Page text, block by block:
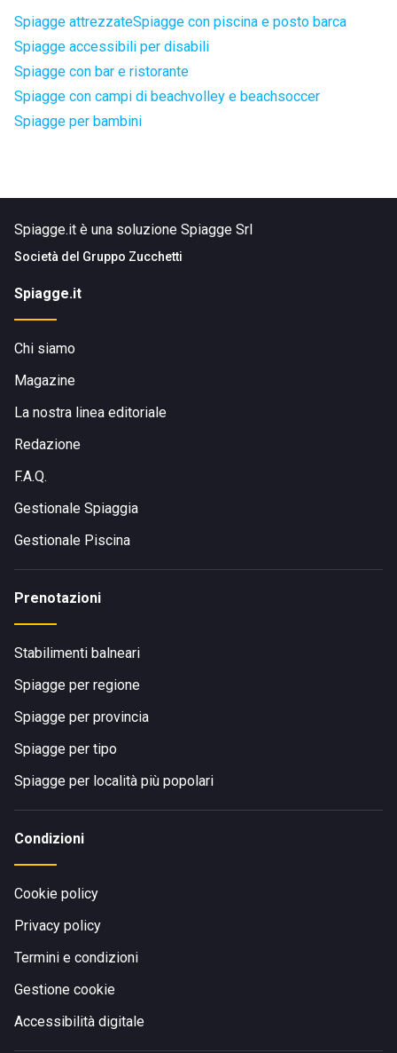
Spiagge attrezzateSpiagge con piscina e posto barca
Spiagge accessibili per disabili
Spiagge con bar e ristorante
Spiagge con campi di beachvolley e beachsoccer
Spiagge per bambini
Spiagge.it è una soluzione Spiagge Srl
Società del Gruppo Zucchetti
Spiagge.it
Chi siamo
Magazine
La nostra linea editoriale
Redazione
F.A.Q.
Gestionale Spiaggia
Gestionale Piscina
Prenotazioni
Stabilimenti balneari
Spiagge per regione
Spiagge per provincia
Spiagge per tipo
Spiagge per località più popolari
Condizioni
Cookie policy
Privacy policy
Termini e condizioni
Gestione cookie
Accessibilità digitale